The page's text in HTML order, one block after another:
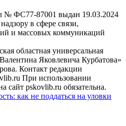
№ ФС77-87001 выдан 19.03.2024
в сфере связи,
и массовых коммуникаций
областная универсальная
Яковлевича Курбатова»
Контакт редакции
При использовании
сайт pskovlib.ru обязательна.
как не поддаться на уловки